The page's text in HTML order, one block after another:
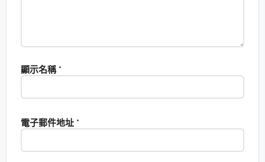
顯示名稱 *
電子郵件地址 *